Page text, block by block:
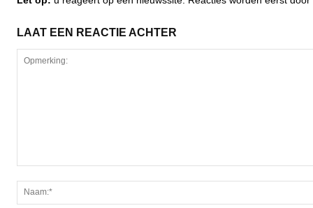
LAAT EEN REACTIE ACHTER